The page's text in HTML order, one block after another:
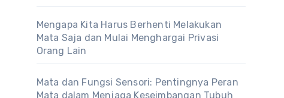
Mengapa Kita Harus Berhenti Melakukan
Mata Saja dan Mulai Menghargai Privasi
Orang Lain
Mata dan Fungsi Sensori: Pentingnya Peran
Mata dalam Menjaga Keseimbangan Tubuh